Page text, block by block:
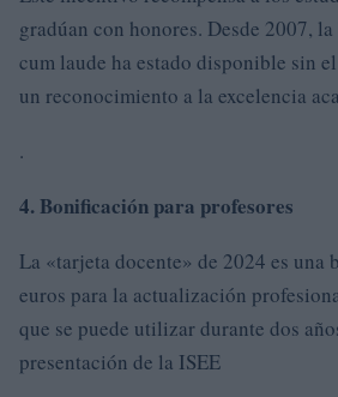
gradúan con honores. Desde 2007,
cum laude ha estado disponible sin
un reconocimiento a la excelencia
.
4. Bonificación para profesores
La «tarjeta docente» de 2024 es una
euros para la actualización
que se puede utilizar durante dos
presentación de la ISEE